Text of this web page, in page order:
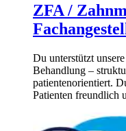
ZFA /
Du unterstützt
Behandlung –
patientenorientiert.
Patienten freundlich